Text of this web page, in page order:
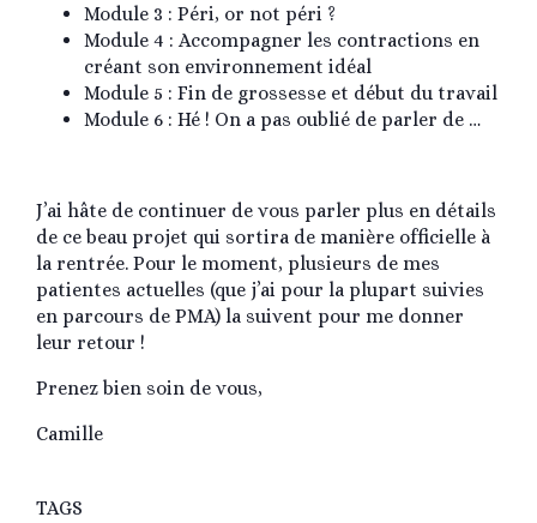
Module 3 : Péri, or not péri ?
Module 4 : Accompagner les contractions en
créant son environnement idéal
Module 5 : Fin de grossesse et début du travail
Module 6 : Hé ! On a pas oublié de parler de …
J’ai hâte de continuer de vous parler plus en détails
de ce beau projet qui sortira de manière officielle à
la rentrée. Pour le moment, plusieurs de mes
patientes actuelles (que j’ai pour la plupart suivies
en parcours de PMA) la suivent pour me donner
leur retour !
Prenez bien soin de vous,
Camille
TAGS